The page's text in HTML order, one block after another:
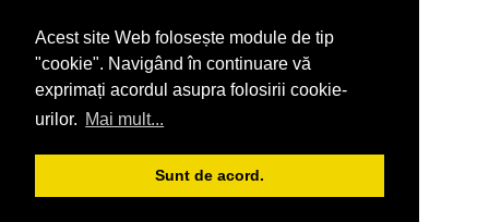
Acest site Web folosește module de tip
"cookie". Navigând în continuare vă
exprimați acordul asupra folosirii cookie-
urilor. Mai mult...
Sunt de acord.